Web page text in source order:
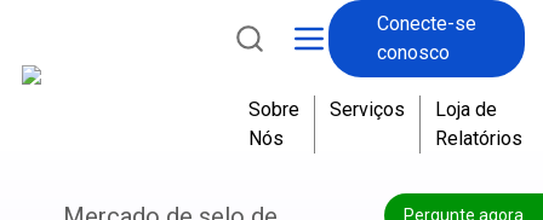
Conecte-se
conosco
Sobre
Nós
Serviços
Loja de
Relatórios
Pergunte agora